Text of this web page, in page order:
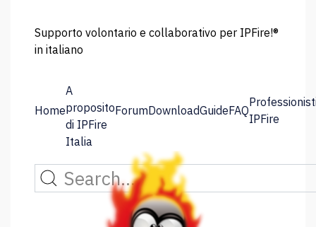
Supporto volontario e collaborativo per IPFire!®
in italiano
Home
A
proposito
di IPFire
Italia
ForumDownloadGuideFAQ
IPFire